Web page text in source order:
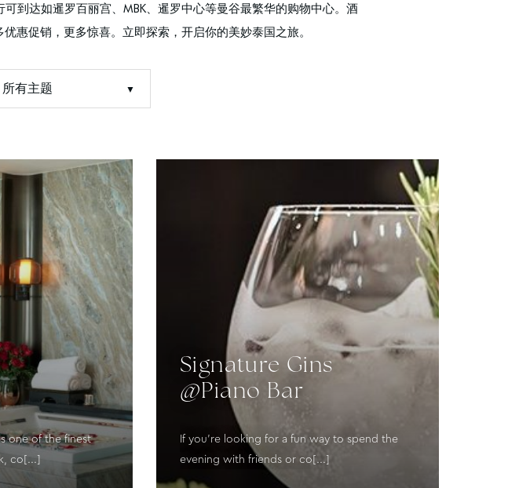
到达如暹罗百丽宫、MBK、暹罗中心等曼谷最繁华的购物中心。酒
惠促销，更多惊喜。立即探索，开启你的美妙泰国之旅。
所有主题
is one of the finest
co[...]
Signature Gins
@Piano Bar
If you’re looking for a fun way to spend the
evening with friends or co[...]